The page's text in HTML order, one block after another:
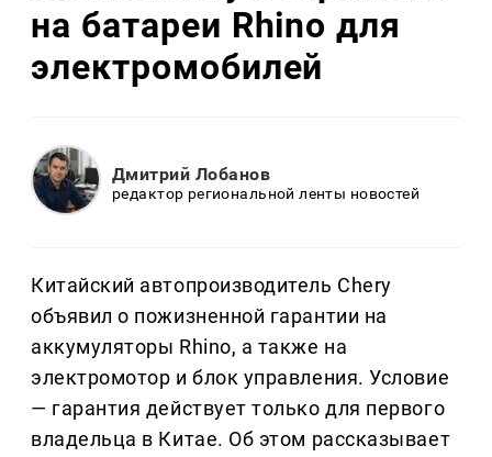
на батареи Rhino для
электромобилей
Дмитрий Лобанов
редактор региональной ленты новостей
Китайский автопроизводитель Chery
объявил о пожизненной гарантии на
аккумуляторы Rhino, а также на
электромотор и блок управления. Условие
— гарантия действует только для первого
владельца в Китае. Об этом рассказывает